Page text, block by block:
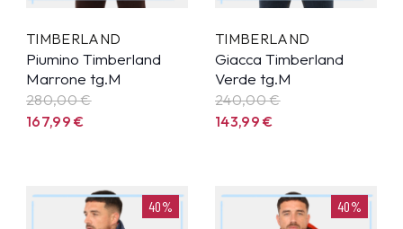
TIMBERLAND
Piumino Timberland
Marrone tg.M
280,00 €
167,99€
TIMBERLAND
Giacca Timberland
Verde tg.M
240,00 €
143,99€
40% 40%